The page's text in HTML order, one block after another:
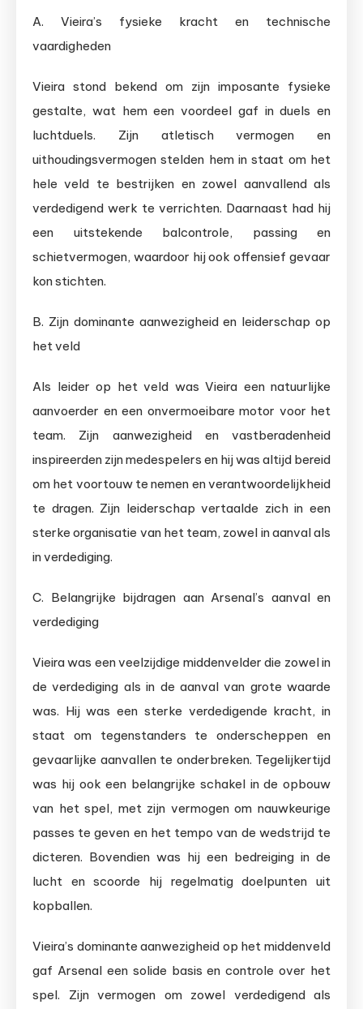
A. Vieira’s fysieke kracht en technische
vaardigheden
Vieira stond bekend om zijn imposante fysieke
gestalte, wat hem een voordeel gaf in duels en
luchtduels. Zijn atletisch vermogen en
uithoudingsvermogen stelden hem in staat om het
hele veld te bestrijken en zowel aanvallend als
verdedigend werk te verrichten. Daarnaast had hij
een uitstekende balcontrole, passing en
schietvermogen, waardoor hij ook offensief gevaar
kon stichten.
B. Zijn dominante aanwezigheid en leiderschap op
het veld
Als leider op het veld was Vieira een natuurlijke
aanvoerder en een onvermoeibare motor voor het
team. Zijn aanwezigheid en vastberadenheid
inspireerden zijn medespelers en hij was altijd bereid
om het voortouw te nemen en verantwoordelijkheid
te dragen. Zijn leiderschap vertaalde zich in een
sterke organisatie van het team, zowel in aanval als
in verdediging.
C. Belangrijke bijdragen aan Arsenal’s aanval en
verdediging
Vieira was een veelzijdige middenvelder die zowel in
de verdediging als in de aanval van grote waarde
was. Hij was een sterke verdedigende kracht, in
staat om tegenstanders te onderscheppen en
gevaarlijke aanvallen te onderbreken. Tegelijkertijd
was hij ook een belangrijke schakel in de opbouw
van het spel, met zijn vermogen om nauwkeurige
passes te geven en het tempo van de wedstrijd te
dicteren. Bovendien was hij een bedreiging in de
lucht en scoorde hij regelmatig doelpunten uit
kopballen.
Vieira’s dominante aanwezigheid op het middenveld
gaf Arsenal een solide basis en controle over het
spel. Zijn vermogen om zowel verdedigend als